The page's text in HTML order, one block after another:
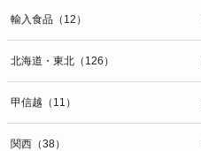
輸入食品（12）
北海道・東北（126）
甲信越（11）
関西（38）